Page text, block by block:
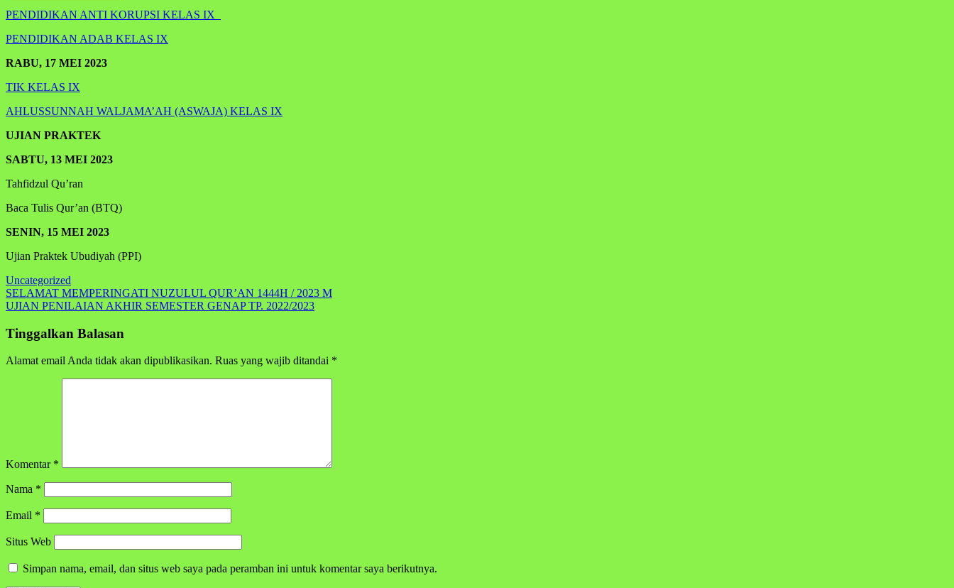
PENDIDIKAN ANTI KORUPSI KELAS IX
PENDIDIKAN ADAB KELAS IX
RABU, 17 MEI 2023
TIK KELAS IX
AHLUSSUNNAH WALJAMA’AH (ASWAJA) KELAS IX
UJIAN PRAKTEK
SABTU, 13 MEI 2023
Tahfidzul Qu’ran
Baca Tulis Qur’an (BTQ)
SENIN, 15 MEI 2023
Ujian Praktek Ubudiyah (PPI)
Uncategorized
Navigasi
pos
SELAMAT MEMPERINGATI NUZULUL QUR’AN 1444H / 2023 M
UJIAN PENILAIAN AKHIR SEMESTER GENAP TP. 2022/2023
Tinggalkan Balasan
Alamat email Anda tidak akan dipublikasikan. Ruas yang wajib ditandai *
Komentar *
Nama *
Email *
Situs Web
Simpan nama, email, dan situs web saya pada peramban ini untuk komentar saya berikutnya.